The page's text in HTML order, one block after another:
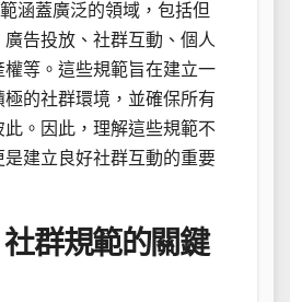
涵蓋廣泛的領域，包括但
告投放、社群互動、個人
等。這些規範旨在建立一
的社群環境，並確保所有
。因此，理解這些規範不
是建立良好社群互動的重要
群規範的關鍵